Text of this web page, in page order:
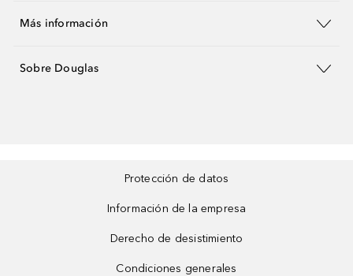
Más información
Sobre Douglas
Protección de datos
Información de la empresa
Derecho de desistimiento
Condiciones generales